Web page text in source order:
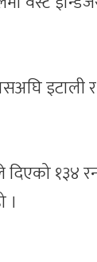
इटाली र
१३४
।